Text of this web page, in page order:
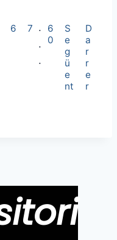
6 7 .
.
.
6
0
S
e
g
ü
e
nt
D
a
r
r
e
r